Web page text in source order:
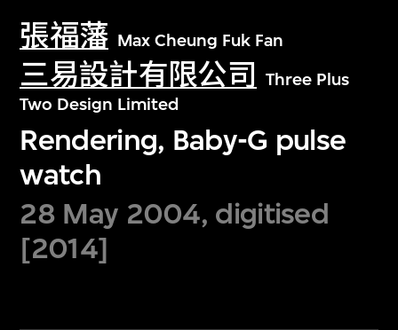
張福藩 Max Cheung Fuk Fan
三易設計有限公司
Three Plus
Two Design Limited
Rendering, Baby-G pulse
watch
28 May 2004, digitised
[2014]
文化藏品。